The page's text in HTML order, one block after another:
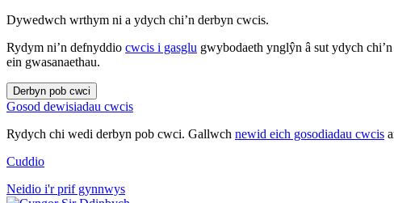
Dywedwch wrthym ni a ydych chi’n derbyn cwcis.
Rydym ni’n defnyddio cwcis i gasglu gwybodaeth ynglŷn â sut ydych
ein gwasanaethau.
Derbyn pob cwci
Gosod dewisiadau cwcis
Rydych chi wedi derbyn pob cwci. Gallwch newid eich gosodiadau cwcis
Cuddio
Neidio i'r prif gynnwys